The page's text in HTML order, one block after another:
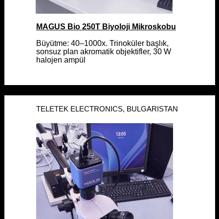
Mah. Ali̇dede Sk. Demirli
Kadiköy, İstanbul
+90 507 864 04 41
E-mail
MAGUS Bio 250T Biyoloji Mikroskobu
Büyütme: 40–1000x. Trinoküler başlık,
sonsuz plan akromatik objektifler, 30 W
halojen ampül
MAGUS Bio 250T Biyoloji Mikroskobu
Büyütme: 40–1000x. Trinoküler başlık,
sonsuz plan akromatik objektifler, 30 W
halojen ampül
TELETEK ELECTRONICS, BULGARISTAN
TELETEK ELECTRONICS, BULGARISTAN